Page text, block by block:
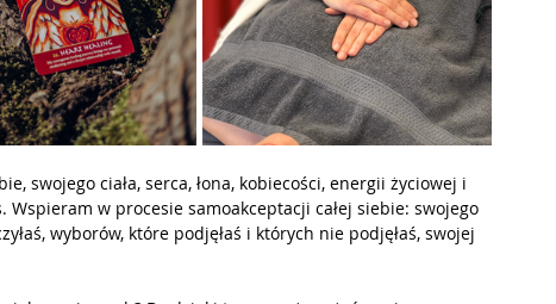
swojego ciała, serca, łona, kobiecości, energii życiowej i
Wspieram w procesie samoakceptacji całej siebie: swojego
wyborów, które podjęłaś i których nie podjęłaś, swojej